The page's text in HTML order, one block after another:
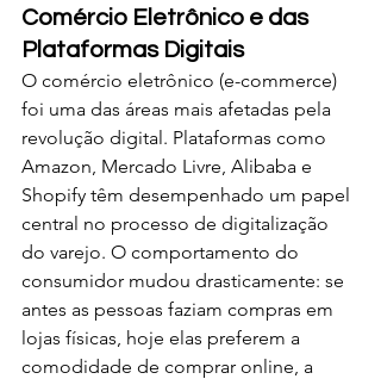
Comércio Eletrônico e das
Plataformas Digitais
O comércio eletrônico (e-commerce)
foi uma das áreas mais afetadas pela
revolução digital. Plataformas como
Amazon, Mercado Livre, Alibaba e
Shopify têm desempenhado um papel
central no processo de digitalização
do varejo. O comportamento do
consumidor mudou drasticamente: se
antes as pessoas faziam compras em
lojas físicas, hoje elas preferem a
comodidade de comprar online, a